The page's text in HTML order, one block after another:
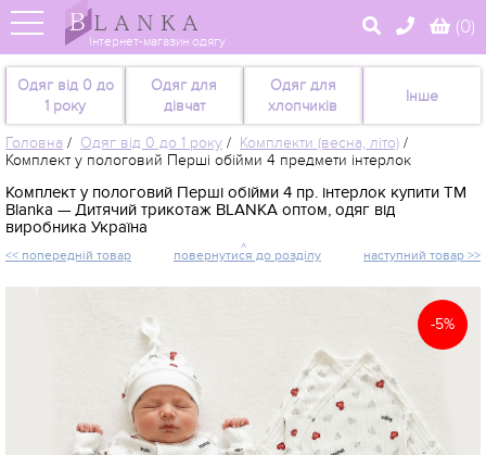
Інтернет-магазин одягу
(0)
Одяг від 0 до
1 року
Одяг для
дівчат
Одяг для
хлопчиків
Інше
Головна / Одяг від 0 до 1 року / Комплекти (весна, літо) /
Комплект у пологовий Перші обійми 4 предмети інтерлок
Комплект у пологовий Перші обійми 4 пр. інтерлок купити TM
Blanka — Дитячий трикотаж BLANKA оптом, одяг від
виробника Україна
<< попередній товар наступний товар >>
повернутися до розділу
-5%